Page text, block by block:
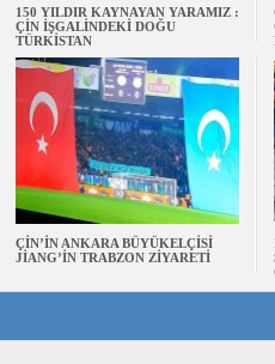
150 YILDIR KAYNAYAN YARAMIZ :
ÇİN İŞGALİNDEKİ DOĞU
TÜRKİSTAN
ÇİN’İN ANKARA BÜYÜKELÇİSİ
JİANG’İN TRABZON ZİYARETİ